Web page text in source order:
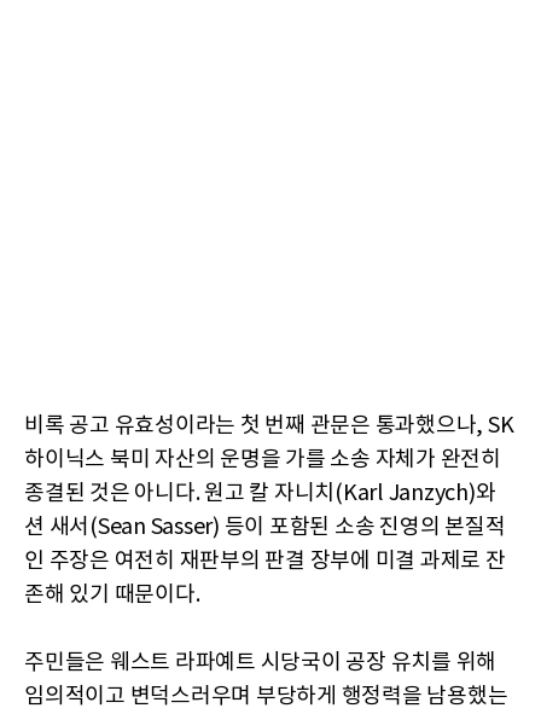
비록 공고 유효성이라는 첫 번째 관문은 통과했으나, SK
하이닉스 북미 자산의 운명을 가를 소송 자체가 완전히
종결된 것은 아니다. 원고 칼 자니치(Karl Janzych)와
션 새서(Sean Sasser) 등이 포함된 소송 진영의 본질적
인 주장은 여전히 재판부의 판결 장부에 미결 과제로 잔
존해 있기 때문이다.
주민들은 웨스트 라파예트 시당국이 공장 유치를 위해
임의적이고 변덕스러우며 부당하게 행정력을 남용했는